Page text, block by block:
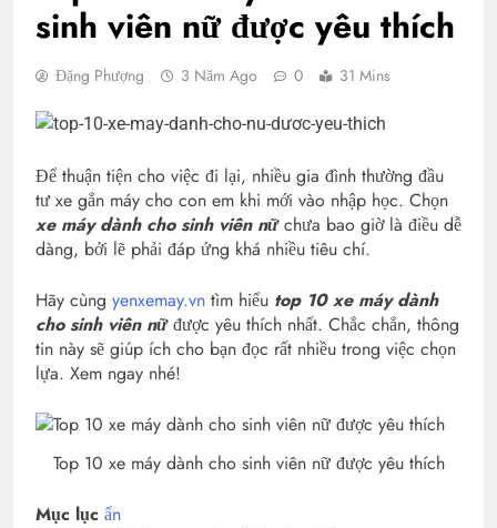
sinh viên nữ được yêu thích
Đặng Phượng 3 Năm Ago 0 31 Mins
Để thuận tiện cho việc đi lại, nhiều gia đình thường đầu
tư xe gắn máy cho con em khi mới vào nhập học. Chọn
xe máy dành cho sinh viên nữchưa bao giờ là điều dễ
dàng, bởi lẽ phải đáp ứng khá nhiều tiêu chí.
Hãy cùng yenxemay.vn tìm hiểu top 10 xe máy dành
cho sinh viên nữđược yêu thích nhất. Chắc chắn, thông
tin này sẽ giúp ích cho bạn đọc rất nhiều trong việc chọn
lựa. Xem ngay nhé!
Top 10 xe máy dành cho sinh viên nữ được yêu thích
Mục lục ẩn